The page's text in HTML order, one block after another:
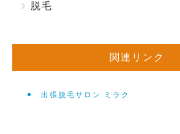
脱毛
関連リンク
出張脱毛サロン ミラク